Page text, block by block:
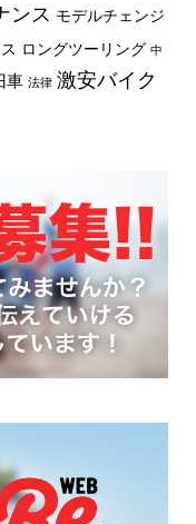
ンス モデルチェンジ
ロングツーリング 中
車 法律 激安バイク